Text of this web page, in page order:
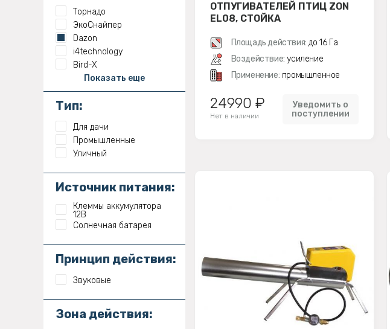
Торнадо
ЭкоСнайпер
Dazon
i4technology
Bird-X
Показать еще
Тип:
Для дачи
Промышленные
Уличный
Источник питания:
Клеммы аккумулятора
12В
Солнечная батарея
Принцип действия:
Звуковые
Зона действия:
ОТПУГИВАТЕЛЕЙ ПТИЦ ZON
EL08, СТОЙКА
Площадь действия: до 16 Га
Воздействие: усиление
Применение: промышленное
24990 ₽
Нет в наличии
Уведомить о
поступлении